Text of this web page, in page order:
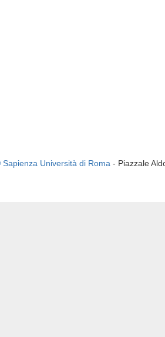
Sapienza Università di Roma - Piazzale